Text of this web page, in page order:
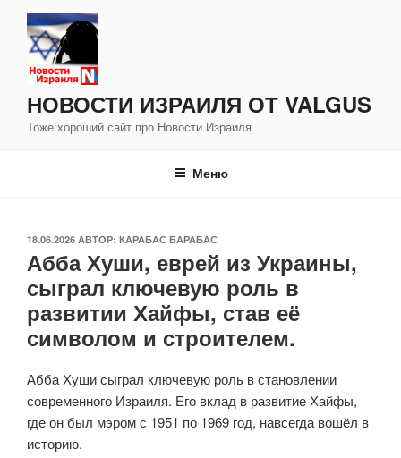
Перейти
содержимому
НОВОСТИ ИЗРАИЛЯ ОТ VALGUS
Тоже хороший сайт про Новости Израиля
Меню
ОПУБЛИКОВАНО
18.06.2026 АВТОР: КАРАБАС БАРАБАС
Абба Хуши, еврей из Украины,
сыграл ключевую роль в
развитии Хайфы, став её
символом и строителем.
Абба Хуши сыграл ключевую роль в становлении
современного Израиля. Его вклад в развитие Хайфы,
где он был мэром с 1951 по 1969 год, навсегда вошёл в
историю.